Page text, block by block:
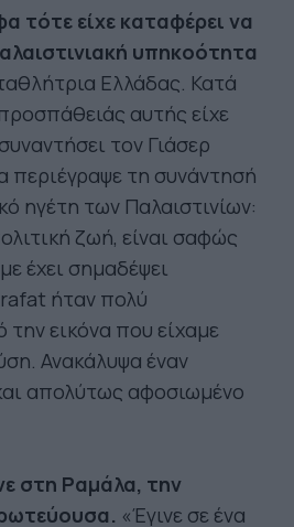
τότε είχε καταφέρει να
υπηκοότητα
Ελλάδας. Κατά
αυτής είχε
τον Γιάσερ
τη συνάντησή
ηγέτη των Παλαιστινίων:
ζωή, είναι σαφώς
έχει σημαδέψει
ήταν πολύ
εικόνα που είχαμε
Ανακάλυψα έναν
απολύτως αφοσιωμένο
στη Ραμάλα, την
«Έγινε σε ένα